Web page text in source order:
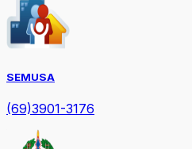
SEMUSA
(69)3901-3176